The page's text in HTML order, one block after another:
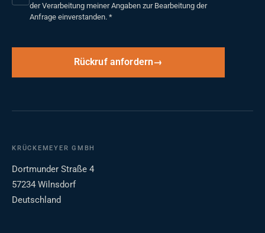
der Verarbeitung meiner Angaben zur Bearbeitung der
Anfrage einverstanden. *
Rückruf anfordern
KRÜCKEMEYER GMBH
Dortmunder Straße 4
57234 Wilnsdorf
Deutschland